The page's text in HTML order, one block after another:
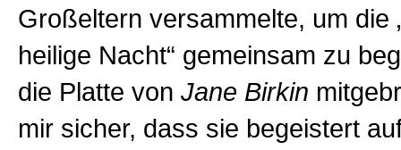
Großeltern versammelte, um die
heilige Nacht“ gemeinsam zu
die Platte von Jane Birkin
mir sicher, dass sie begeistert